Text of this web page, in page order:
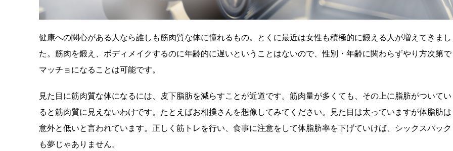
健康への関心がある人なら誰しも筋肉質な体に憧れるもの。とくに最近は女性も積極的に鍛える人が増えてきまし
た。筋肉を鍛え、ボディメイクするのに年齢的に遅いということはないので、性別・年齢に関わらずやり方次第で
マッチョになることは可能です。
見た目に筋肉質な体になるには、皮下脂肪を減らすことが近道です。筋肉量が多くても、その上に脂肪がついてい
ると筋肉質に見えないわけです。たとえばお相撲さんを想像してみてください。見た目は太っていますが体脂肪は
意外と低いと言われています。正しく筋トレを行い、食事に注意をして体脂肪率を下げていけば、シックスパック
も夢じゃありません。